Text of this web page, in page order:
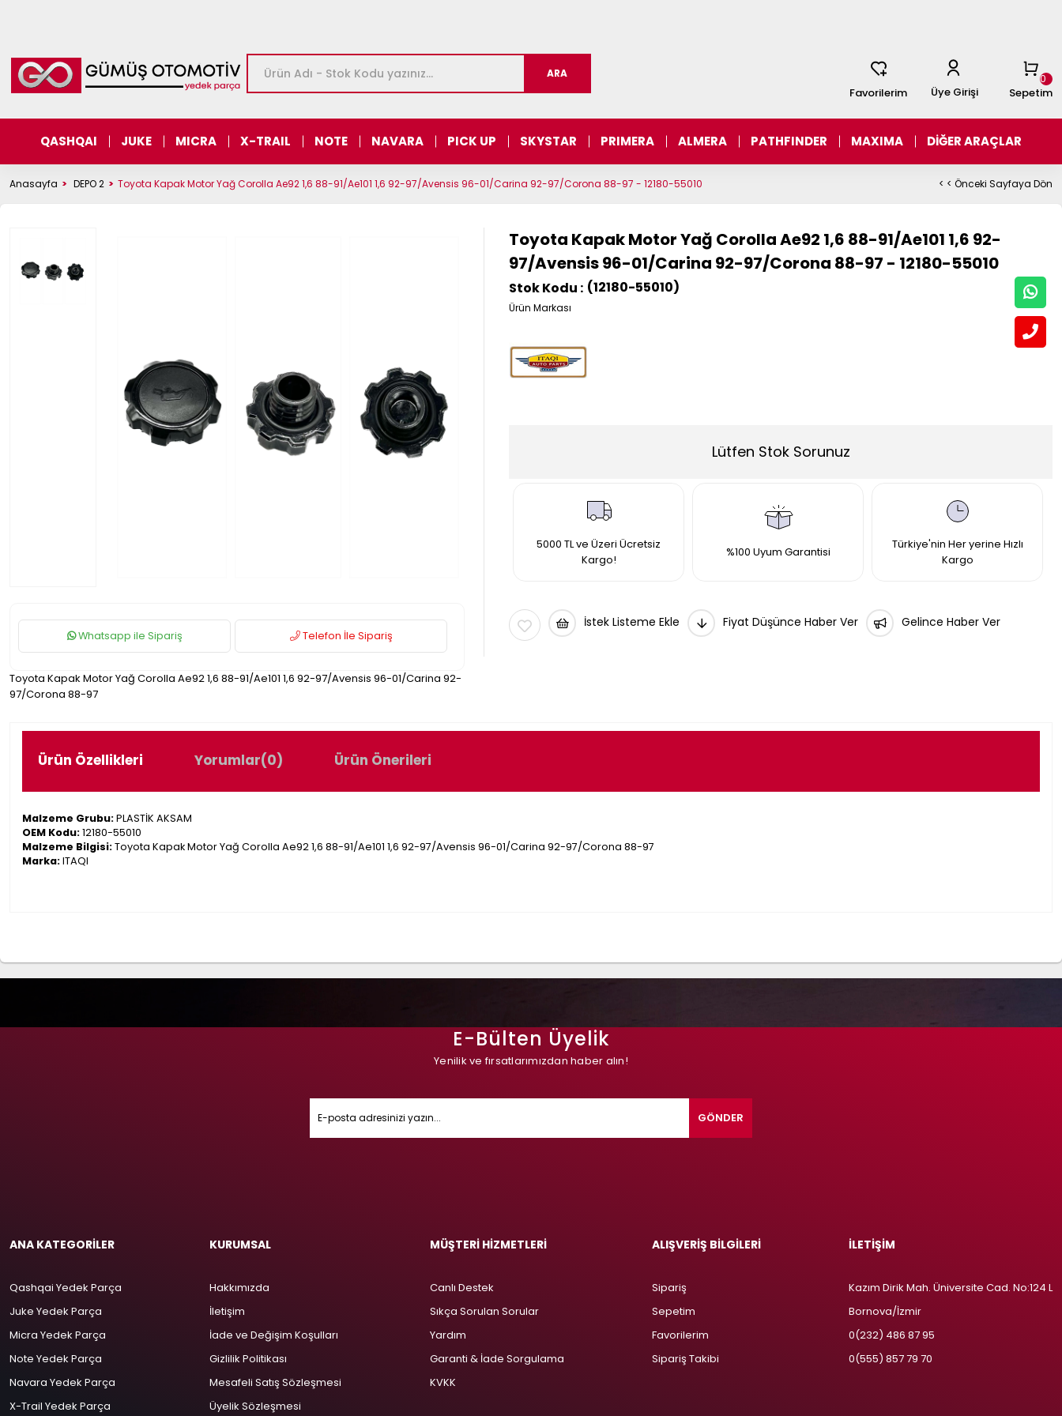
Sepetim
0
Favorilerim
Üye Girişi
QASHQAI JUKE MICRA X-TRAIL NOTE NAVARA PICK UP SKYSTAR PRIMERA ALMERA PATHFINDER MAXIMA DİĞER ARAÇLAR
Anasayfa DEPO 2 Toyota Kapak Motor Yağ Corolla Ae92 1,6 88-91/Ae101 1,6 92-97/Avensis 96-01/Carina 92-97/Corona 88-97 - 12180-55010 < < Önceki Sayfaya Dön
Whatsapp ile Sipariş Telefon İle Sipariş
Toyota Kapak Motor Yağ Corolla Ae92 1,6 88-91/Ae101 1,6 92-97/Avensis 96-01/Carina 92-
97/Corona 88-97
Toyota Kapak Motor Yağ Corolla Ae92 1,6 88-91/Ae101 1,6 92-
97/Avensis 96-01/Carina 92-97/Corona 88-97 - 12180-55010
(12180-55010)
Lütfen Stok Sorunuz
5000 TL ve Üzeri Ücretsiz
Kargo!
%100 Uyum Garantisi
Türkiye'nin Her yerine Hızlı
Kargo
İstek Listeme Ekle Fiyat Düşünce Haber Ver Gelince Haber Ver
Ürün Özellikleri Yorumlar(0) Ürün Önerileri
Malzeme Grubu:PLASTİK AKSAM
OEM Kodu:12180-55010
Malzeme Bilgisi:Toyota Kapak Motor Yağ Corolla Ae92 1,6 88-91/Ae101 1,6 92-97/Avensis 96-01/Carina 92-97/Corona 88-97
Marka:ITAQI
E-Bülten Üyelik
Yenilik ve fırsatlarımızdan haber alın!
GÖNDER
ANA KATEGORİLER
Qashqai Yedek Parça
Juke Yedek Parça
Micra Yedek Parça
Note Yedek Parça
Navara Yedek Parça
X-Trail Yedek Parça
KURUMSAL
Hakkımızda
İletişim
İade ve Değişim Koşulları
Gizlilik Politikası
Mesafeli Satış Sözleşmesi
Üyelik Sözleşmesi
MÜŞTERİ HİZMETLERİ
Canlı Destek
Sıkça Sorulan Sorular
Yardım
Garanti & İade Sorgulama
KVKK
ALIŞVERİŞ BİLGİLERİ
Sipariş
Sepetim
Favorilerim
Sipariş Takibi
İLETİŞİM
Kazım Dirik Mah. Üniversite Cad. No:124 L
Bornova/İzmir
0(232) 486 87 95
0(555) 857 79 70